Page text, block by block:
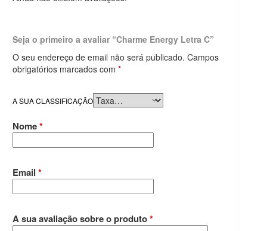
Seja o primeiro a avaliar “Charme Energy Letra C”
O seu endereço de email não será publicado. Campos
obrigatórios marcados com *
A SUA CLASSIFICAÇÃO
Nome*
Email *
A sua avaliação sobre o produto*